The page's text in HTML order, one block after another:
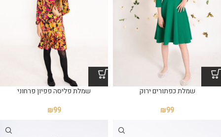
שמלת כפתורים ירוק
₪99
שמלת פליסה פפיון פרחוני
₪99